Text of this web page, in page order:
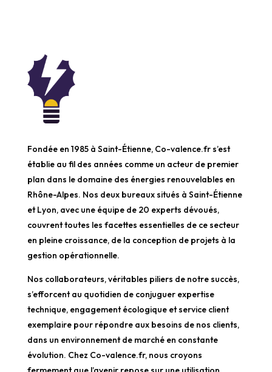
Fondée en 1985 à Saint-Étienne, Co-valence.fr s’est
établie au fil des années comme un acteur de premier
plan dans le domaine des énergies renouvelables en
Rhône-Alpes. Nos deux bureaux situés à Saint-Étienne
et Lyon, avec une équipe de 20 experts dévoués,
couvrent toutes les facettes essentielles de ce secteur
en pleine croissance, de la conception de projets à la
gestion opérationnelle.
Nos collaborateurs, véritables piliers de notre succès,
s’efforcent au quotidien de conjuguer expertise
technique, engagement écologique et service client
exemplaire pour répondre aux besoins de nos clients,
dans un environnement de marché en constante
évolution. Chez Co-valence.fr, nous croyons